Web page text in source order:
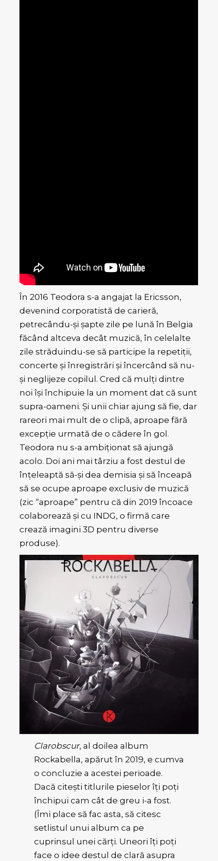
În 2016 Teodora s-a angajat la Ericsson,
devenind corporatistă de carieră,
petrecându-și șapte zile pe lună în Belgia
făcând altceva decât muzică, în celelalte
zile străduindu-se să participe la repetiții,
concerte și înregistrări și încercând să nu-
și neglijeze copilul. Cred că mulți dintre
noi își închipuie la un moment dat că sunt
supra-oameni. Și unii chiar ajung să fie, dar
rareori mai mult de o clipă, aproape fără
excepție urmată de o cădere în gol.
Teodora nu s-a ambiționat să ajungă
acolo. Doi ani mai târziu a fost destul de
înțeleaptă să-și dea demisia și să înceapă
să se ocupe aproape exclusiv de muzică
(zic “aproape” pentru că din 2019 încoace
colaborează și cu INDG, o firmă care
crează imagini 3D pentru diverse
produse).
Clarobscur, al doilea album
Rockabella, apărut în 2019, e cumva
o concluzie a acestei perioade.
Dacă citești titlurile pieselor îți poți
închipui cam cât de greu i-a fost.
(Îmi place să fac asta, să citesc
setlistul unui album ca pe
cuprinsul unei cărți. Uneori îți poți
face o idee destul de clară asupra